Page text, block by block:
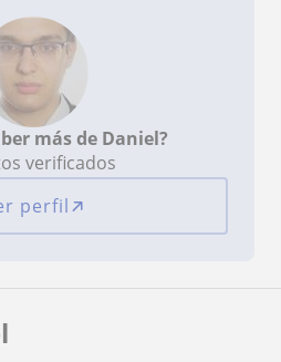
más de Daniel?
verificados
perfil